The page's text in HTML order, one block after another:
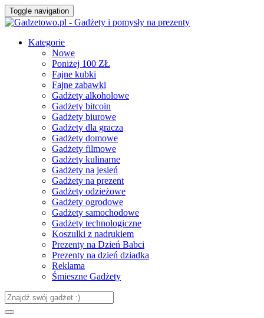
Toggle navigation
Kategorie
Nowe
Poniżej 100 ZŁ
Fajne kubki
Fajne zabawki
Gadżety alkoholowe
Gadżety bitcoin
Gadżety biurowe
Gadżety dla gracza
Gadżety domowe
Gadżety filmowe
Gadżety kulinarne
Gadżety na jesień
Gadżety na prezent
Gadżety odzieżowe
Gadżety ogrodowe
Gadżety samochodowe
Gadżety technologiczne
Koszulki z nadrukiem
Prezenty na Dzień Babci
Prezenty na dzień dziadka
Reklama
Śmieszne Gadżety